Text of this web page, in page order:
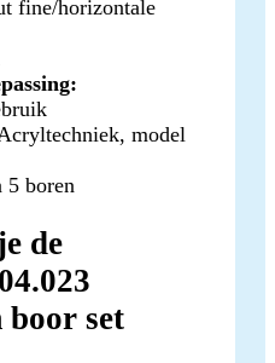
fine/horizontale
model
5 boren
de
set